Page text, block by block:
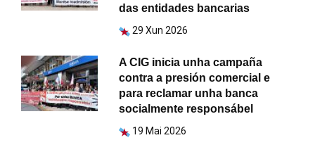
das entidades bancarias
29 Xun 2026
A CIG inicia unha campaña
contra a presión comercial e
para reclamar unha banca
socialmente responsábel
19 Mai 2026